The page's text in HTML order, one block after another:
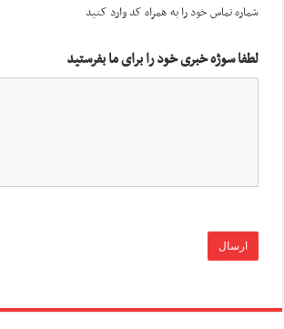
شماره تماس خود را به همراه کد وارد کنید
لطفا سوژه خبری خود را برای ما بفرستید